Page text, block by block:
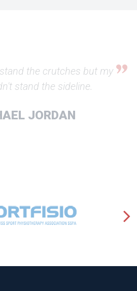
the crutches but my
stand the sideline.
JORDAN